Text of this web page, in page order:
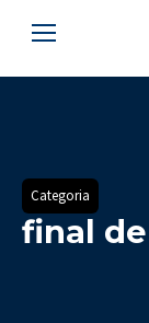
Categoria
final